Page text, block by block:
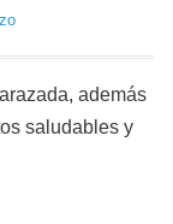
además
saludables y